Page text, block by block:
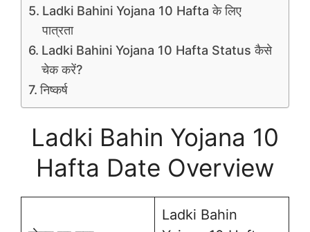
Ladki Bahini Yojana 10 Hafta के लिए
पात्रता
Ladki Bahini Yojana 10 Hafta Status कैसे
चेक करें?
निष्कर्ष
Ladki Bahin Yojana 10
Hafta Date Overview
Ladki Bahin